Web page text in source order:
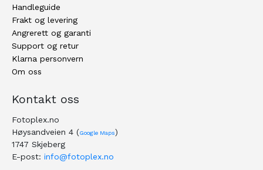
Handleguide
Frakt og levering
Angrerett og garanti
Support og retur
Klarna personvern
Om oss
Kontakt oss
Fotoplex.no
Høysandveien 4 (Google Maps)
1747 Skjeberg
E-post: info@fotoplex.no